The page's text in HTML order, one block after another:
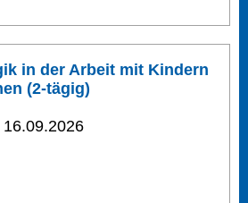
in der Arbeit mit Kindern
(2-tägig)
16.09.2026